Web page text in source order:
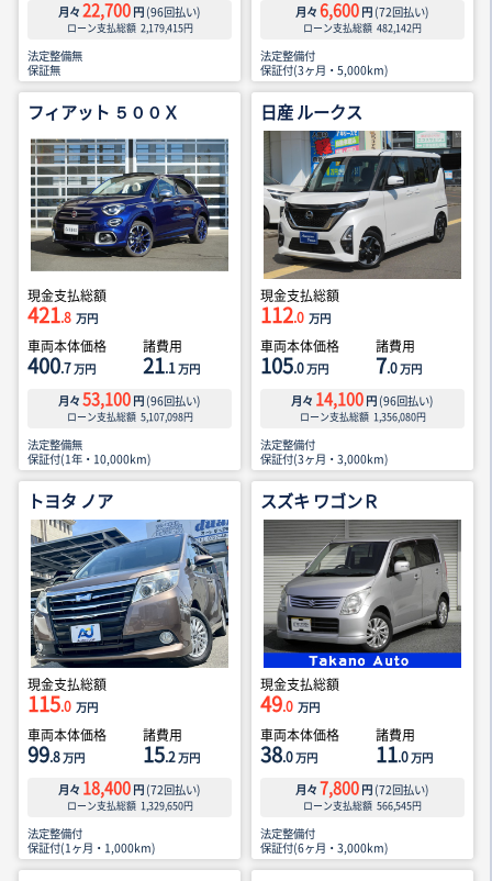
月々 22,700 円 (96回払い)
ローン支払総額 2,179,415円
法定整備無
保証無
月々 6,600 円 (72回払い)
ローン支払総額 482,142円
法定整備付
保証付(3ヶ月・5,000km)
フィアット ５００Ｘ
現金支払総額
421.8 万円
車両本体価格
400.7万円
諸費用
21.1万円
月々 53,100 円 (96回払い)
ローン支払総額 5,107,098円
法定整備無
保証付(1年・10,000km)
日産 ルークス
現金支払総額
112.0 万円
車両本体価格
105.0万円
諸費用
7.0万円
月々 14,100 円 (96回払い)
ローン支払総額 1,356,080円
法定整備付
保証付(3ヶ月・3,000km)
トヨタ ノア
現金支払総額
115.0 万円
車両本体価格
99.8万円
諸費用
15.2万円
月々 18,400 円 (72回払い)
ローン支払総額 1,329,650円
法定整備付
保証付(1ヶ月・1,000km)
スズキ ワゴンＲ
現金支払総額
49.0 万円
車両本体価格
38.0万円
諸費用
11.0万円
月々 7,800 円 (72回払い)
ローン支払総額 566,545円
法定整備付
保証付(6ヶ月・3,000km)